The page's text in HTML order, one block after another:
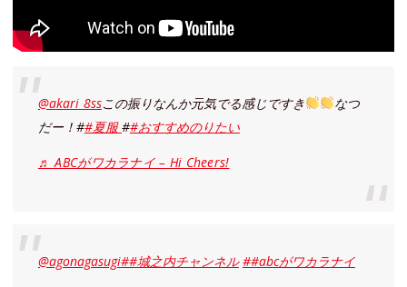
@akari_8ssこの振りなんか元気でる感じですき
なつ
だー！##夏服##おすすめのりたい
♬ ABCがワカラナイ – Hi Cheers!
@agonagasugi##城之内チャンネル ##abcがワカラナイ